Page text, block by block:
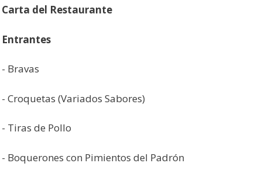
Carta del Restaurante
Entrantes
- Bravas
- Croquetas (Variados Sabores)
- Tiras de Pollo
- Boquerones con Pimientos del Padrón